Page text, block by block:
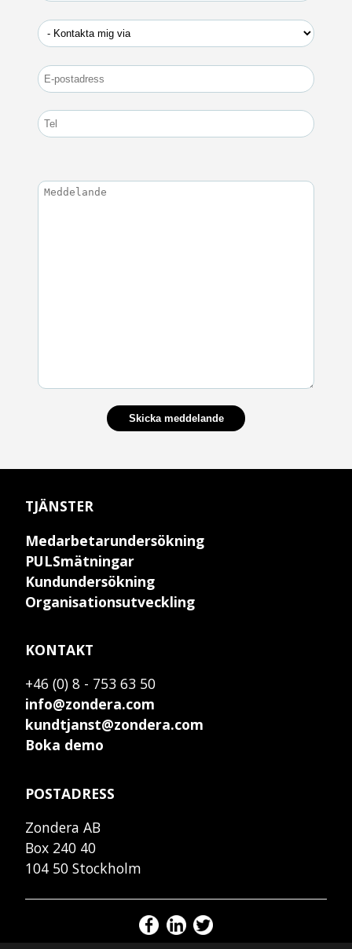
Skicka meddelande
TJÄNSTER
Medarbetarundersökning
PULSmätningar
Kundundersökning
Organisationsutveckling
KONTAKT
+46 (0) 8 - 753 63 50
info@zondera.com
kundtjanst@zondera.com
Boka demo
POSTADRESS
Zondera AB
Box 240 40
104 50 Stockholm